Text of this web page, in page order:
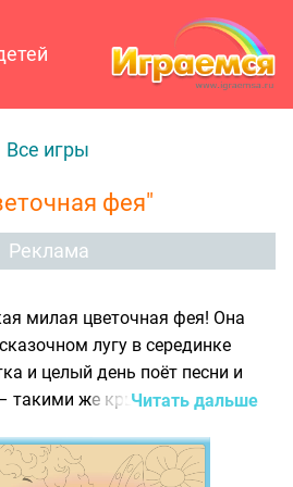
Все игры
фея"
Реклама
милая цветочная фея! Она
лугу в серединке
и целый день поёт песни и
такими же крылатыми
лететь по очень важным
несчастье. Злая
Читать дальше